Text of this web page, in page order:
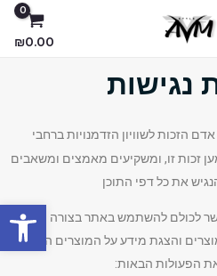
פתח
₪0.00
נגישות
הזכות לשוויון הזדמנויות ברחבי
זכות זו, ומשקיעים מאמצים ומשאבים
את כל דפי התוכן
לכולם להשתמש באתר בצורה מלאה
והצגת מידע על המוצרים השונים,
הפעולות הבאות: